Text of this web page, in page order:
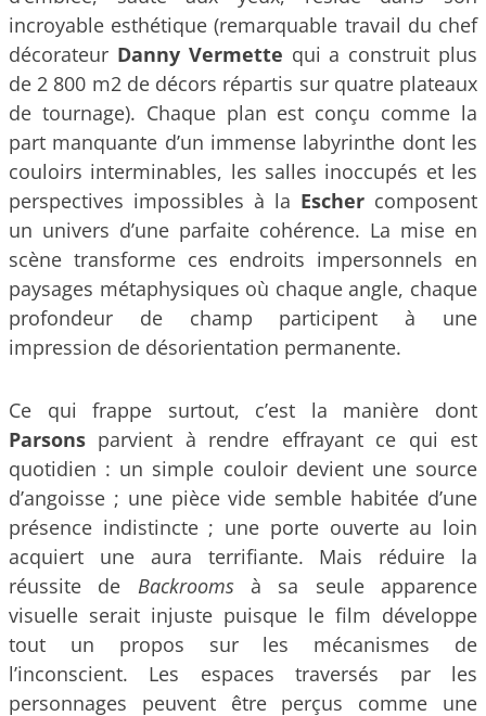
incroyable esthétique (remarquable travail du chef
décorateur Danny Vermette qui a construit plus
de 2 800 m2 de décors répartis sur quatre plateaux
de tournage). Chaque plan est conçu comme la
part manquante d’un immense labyrinthe dont les
couloirs interminables, les salles inoccupés et les
perspectives impossibles à la Escher composent
un univers d’une parfaite cohérence. La mise en
scène transforme ces endroits impersonnels en
paysages métaphysiques où chaque angle, chaque
profondeur de champ participent à une
impression de désorientation permanente.
Ce qui frappe surtout, c’est la manière dont
Parsons parvient à rendre effrayant ce qui est
quotidien : un simple couloir devient une source
d’angoisse ; une pièce vide semble habitée d’une
présence indistincte ; une porte ouverte au loin
acquiert une aura terrifiante. Mais réduire la
réussite de Backroomsà sa seule apparence
visuelle serait injuste puisque le film développe
tout un propos sur les mécanismes de
l’inconscient. Les espaces traversés par les
personnages peuvent être perçus comme une